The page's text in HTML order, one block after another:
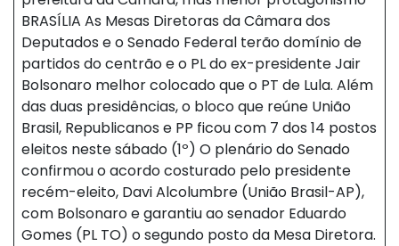
BRASÍLIA As Mesas Diretoras da Câmara dos
Deputados e o Senado Federal terão domínio de
partidos do centrão e o PL do ex-presidente Jair
Bolsonaro melhor colocado que o PT de Lula. Além
das duas presidências, o bloco que reúne União
Brasil, Republicanos e PP ficou com 7 dos 14 postos
eleitos neste sábado (1º) O plenário do Senado
confirmou o acordo costurado pelo presidente
recém-eleito, Davi Alcolumbre (União Brasil-AP),
com Bolsonaro e garantiu ao senador Eduardo
Gomes (PL TO) o segundo posto da Mesa Diretora.